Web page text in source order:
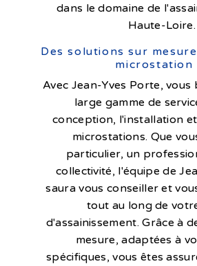
dans le domaine de
Haute-Loire.
Des solutions sur
microstation
Avec Jean-Yves Porte, vous
large gamme de
conception, l'installation
microstations. Que
particulier, un
collectivité, l'équipe de
saura vous conseiller et
tout au long de
d'assainissement. Grâce à
mesure, adaptées à
spécifiques, vous êtes